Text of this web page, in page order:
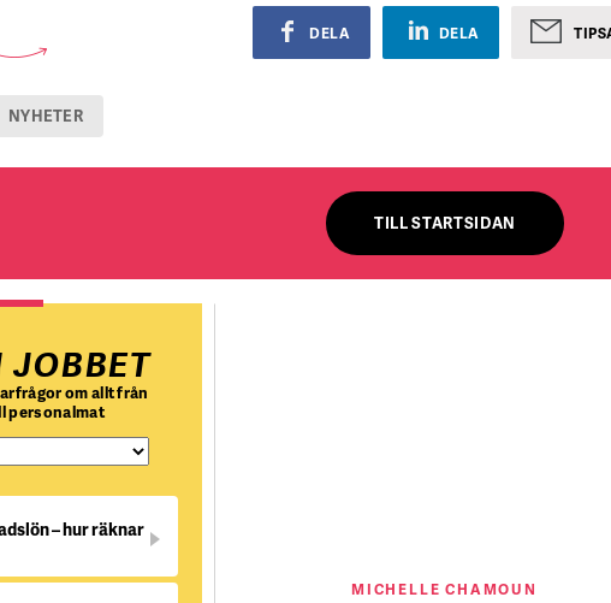
DELA DELA
NYHETER
TILL STARTSIDAN
JOBBET
om allt från
personalmat
– hur räknar
MICHELLE CHAMOUN